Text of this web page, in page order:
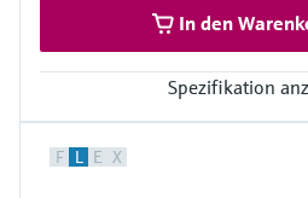
In den
Spezifikation
2 x Universal (U, I, R, RTD, TC)
F L E X